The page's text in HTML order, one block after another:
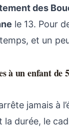
des
le 13. Pour
et un
à un enfant de
jamais à
la durée, le